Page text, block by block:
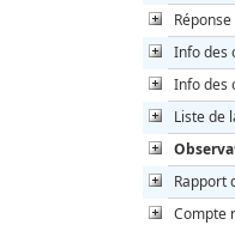
Info des
Info des
Liste de
Rapport
Compte